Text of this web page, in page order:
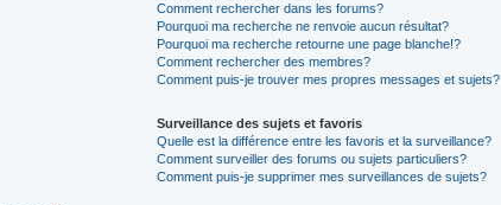
Comment rechercher dans les forums?
Pourquoi ma recherche ne renvoie aucun résultat?
Pourquoi ma recherche retourne une page blanche!?
Comment rechercher des membres?
Comment puis-je trouver mes propres messages et sujets?
Surveillance des sujets et favoris
Quelle est la différence entre les favoris et la surveillance?
Comment surveiller des forums ou sujets particuliers?
Comment puis-je supprimer mes surveillances de sujets?